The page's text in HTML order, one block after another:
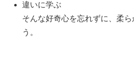
違いに学ぶ
そんな好奇心を忘れずに、柔ら
う。